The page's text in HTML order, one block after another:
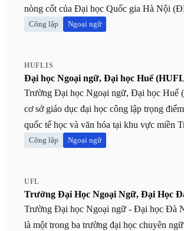
nòng cốt của Đại học Quốc gia Hà Nội
Tọa lạc tại quận Cầu Giấy, TP. Hà Nội,
ngành liên quan. Trường có thế mạnh đặc biệt trong lĩnh
vực sư phạm ngoại ngữ, ngôn ngữ học và
đào tạo đa dạng các ngôn ngữ phổ biến
Tiếng Pháp, Tiếng Nga, Tiếng Trung
Tiếng Hàn Quốc, Tiếng Đức, Tiếng Ả
các quốc gia sử dụng ngôn ngữ đó. ULIS là lựa chọn lý
tưởng cho những học sinh đam mê ngoại
quốc tế và mong muốn làm việc trong
Công lập Ngoại ngữ
HUFLIS
Đại học Ngoại ngữ, Đại học Huế
Trường Đại học Ngoại ngữ, Đại học Huế
cơ sở giáo dục đại học công lập trọng
quốc tế học và văn hóa tại khu vực miền
Nguyên. Trực thuộc hệ thống Đại học
tác khảo thí và cấp chứng chỉ năng lực
(VSTEP). HUFLIS nổi bật với các nhóm ngành thế mạnh
như Sư phạm Ngoại ngữ, Ngôn ngữ học
Công lập Ngoại ngữ
UFL
Trường Đại Học Ngoại Ngữ, Đại Học
Trường Đại học Ngoại ngữ - Đại học Đà
là một trong ba trường đại học chuyên